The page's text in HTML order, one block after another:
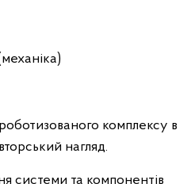
комплексу в
нагляд.
системи та компонентів